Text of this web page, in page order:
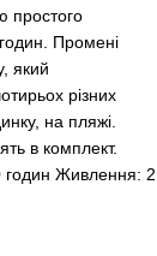
простого
Промені
який
різних
на пляжі.
в комплект.
годин Живлення: 2